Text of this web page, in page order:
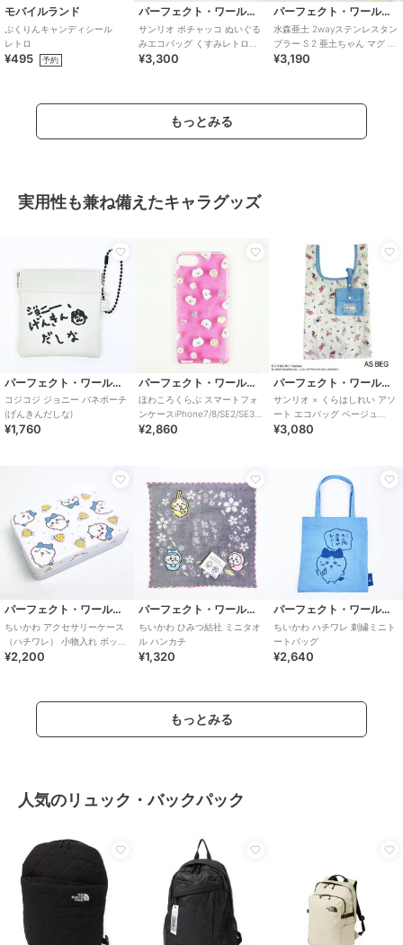
モバイルランド
ぷくりんキャンディシール
レトロ
¥495 予約
パーフェクト・ワールド・トーキョー
サンリオ ポチャッコ ぬいぐる
みエコバッグ くすみレトロシ
リーズ Sanrio
¥3,300
パーフェクト・ワールド・トーキョー
水森亜土 2wayステンレスタン
ブラー S 2 亜土ちゃん マグ 保
温保冷 結露防止 290ml
¥3,190
もっとみる
実用性も兼ね備えたキャラグッズ
パーフェクト・ワールド・トーキョー
コジコジ ジョニー バネポーチ
(げんきんだしな)
¥1,760
パーフェクト・ワールド・トーキョー
ほわころくらぶ スマートフォ
ンケースiPhone7/8/SE2/SE3
フルーツ スマホ カバー
¥2,860
パーフェクト・ワールド・トーキョー
サンリオ × くらはしれい アソ
ート エコバッグ ベージュ
Sanrio
¥3,080
パーフェクト・ワールド・トーキョー
ちいかわ アクセサリーケース
（ハチワレ） 小物入れ ボック
ス ギフト
¥2,200
パーフェクト・ワールド・トーキョー
ちいかわ ひみつ結社 ミニタオ
ル ハンカチ
¥1,320
パーフェクト・ワールド・トーキョー
ちいかわ ハチワレ 刺繍ミニト
ートバッグ
¥2,640
もっとみる
人気のリュック・バックパック